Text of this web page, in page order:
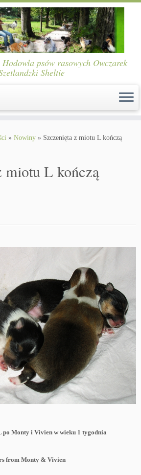
psów rasowych Owczarek
Sheltie
» Nowiny » Szczenięta z miotu L kończą
miotu L kończą
po Monty i Vivien w wieku 1 tygodnia
from Monty & Vivien